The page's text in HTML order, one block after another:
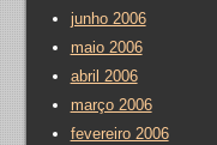
junho 2006
maio 2006
abril 2006
março 2006
fevereiro 2006